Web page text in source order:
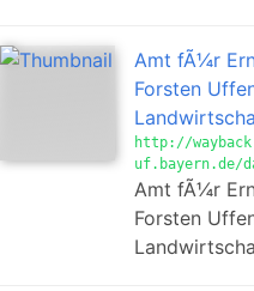
Amt fÃ¼r
Forsten
http://
uf.bayern.de/
Amt fÃ¼r
Forsten